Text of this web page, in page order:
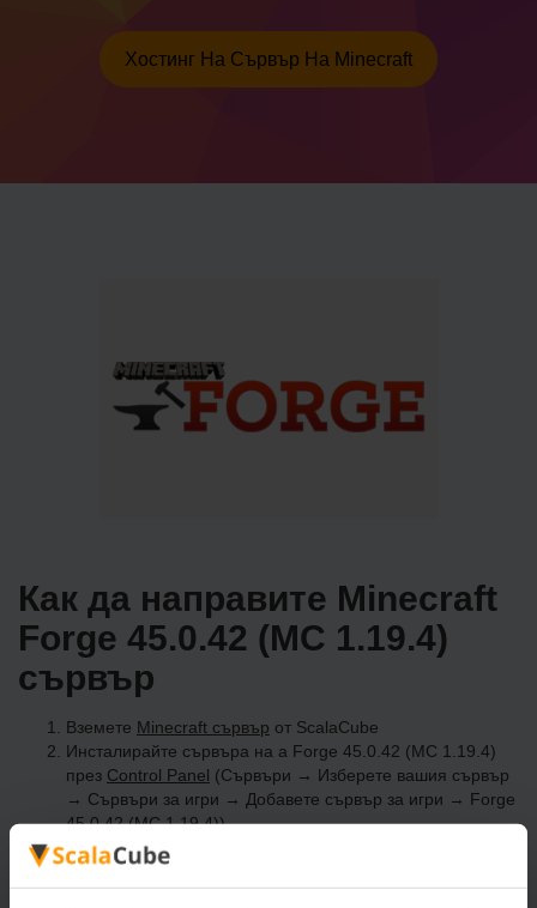
Хостинг На Сървър На Minecraft
Как да направите Minecraft
Forge 45.0.42 (MC 1.19.4)
сървър
Вземете Minecraft сървър от ScalaCube
Инсталирайте сървъра на a Forge 45.0.42 (MC 1.19.4)
през Control Panel (Сървъри → Изберете вашия сървър
→ Сървъри за игри → Добавете сървър за игри → Forge
45.0.42 (MC 1.19.4))
Приятна игра на сървъра!